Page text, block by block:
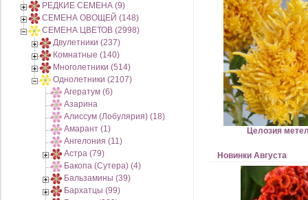
РЕДКИЕ СЕМЕНА (9)
СЕМЕНА ОВОЩЕЙ (148)
СЕМЕНА ЦВЕТОВ (2998)
Двулетники (237)
Комнатные (140)
Многолетники (514)
Однолетники (2107)
Агератум (6)
Азарина
Алиссум (Лобулярия) (18)
Амарант (1)
Ангелония (11)
Астра (79)
Бакопа (Сутера) (4)
Бальзамины (39)
Бархатцы (99)
Целозия
Новинки Августа